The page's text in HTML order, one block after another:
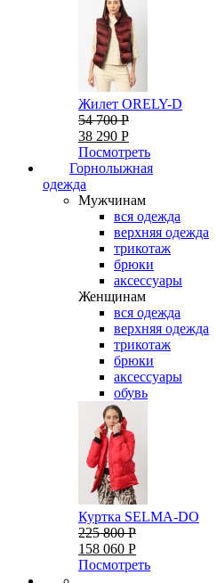
Жилет ORELY-D
54 700 Р
38 290 Р
Посмотреть
Горнолыжная
одежда
Мужчинам
вся одежда
верхняя одежда
трикотаж
брюки
аксессуары
Женщинам
вся одежда
верхняя одежда
трикотаж
брюки
аксессуары
обувь
Куртка SELMA-DO
225 800 Р
158 060 Р
Посмотреть